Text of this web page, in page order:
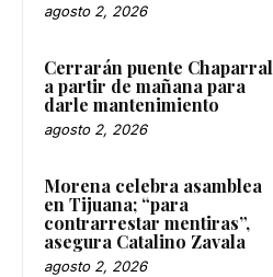
agosto 2, 2026
Cerrarán puente Chaparral
a partir de mañana para
darle mantenimiento
agosto 2, 2026
Morena celebra asamblea
en Tijuana; “para
contrarrestar mentiras”,
asegura Catalino Zavala
agosto 2, 2026